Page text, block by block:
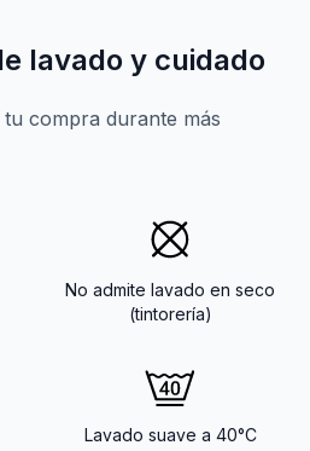
lavado y cuidado
compra durante más
No admite lavado en seco
(tintorería)
Lavado suave a 40°C